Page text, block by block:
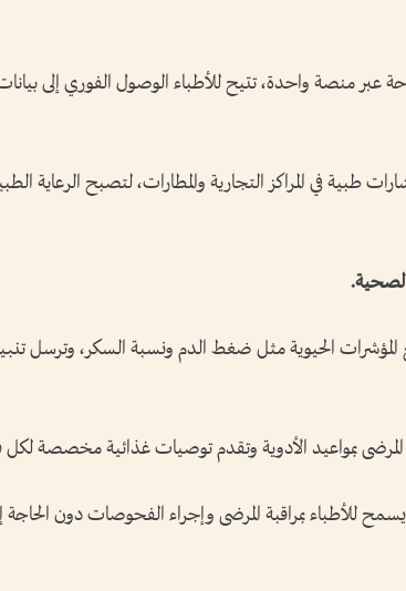
منصة واحدة، تتيح للأطباء الوصول الفوري إلى
طبية في المراكز التجارية والمطارات، لتصبح الرعاية
المؤشرات الحيوية مثل ضغط الدم ونسبة السكر، وترسل
بمواعيد الأدوية وتقدم توصيات غذائية مخصصة لكل
للأطباء بمراقبة المرضى وإجراء الفحوصات دون الحاجة